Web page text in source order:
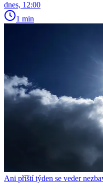
dnes, 12:00
1 min
Ani příští týden se veder